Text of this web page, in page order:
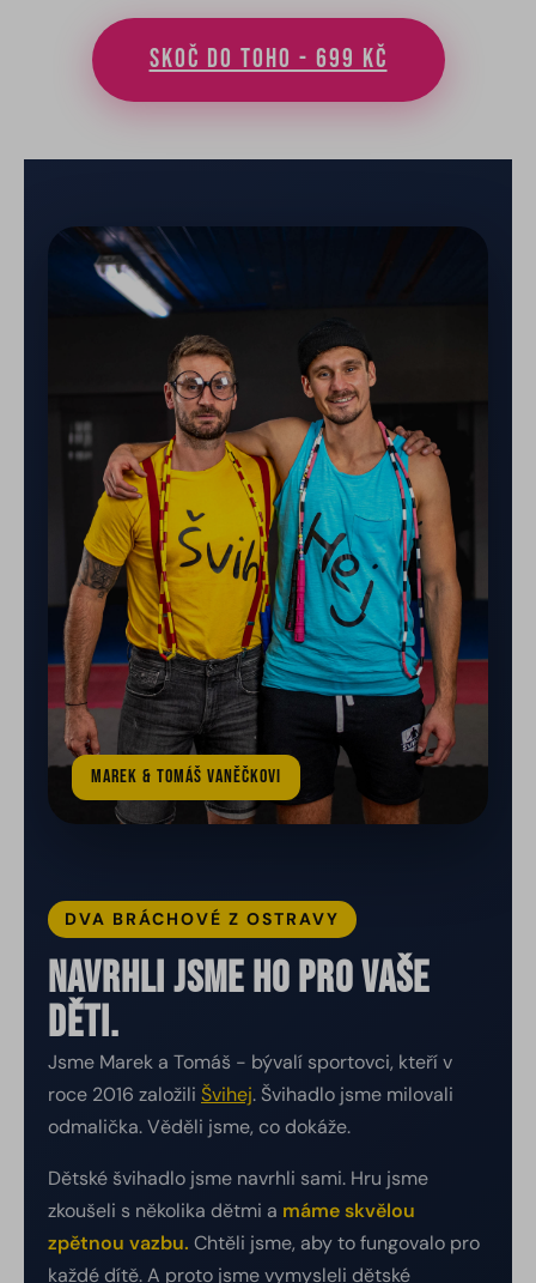
Skoč do toho - 699 Kč
Marek & Tomáš Vaněčkovi
DVA BRÁCHOVÉ Z OSTRAVY
Navrhli jsme ho pro vaše
děti.
Jsme Marek a Tomáš - bývalí sportovci, kteří v
roce 2016 založili Švihej. Švihadlo jsme milovali
odmalička. Věděli jsme, co dokáže.
Dětské švihadlo jsme navrhli sami. Hru jsme
zkoušeli s několika dětmi a máme skvělou
zpětnou vazbu. Chtěli jsme, aby to fungovalo pro
každé dítě. A proto jsme vymysleli dětské